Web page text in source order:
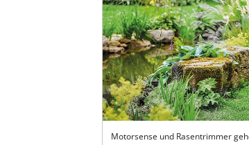
Motorsense und Rasentrimmer